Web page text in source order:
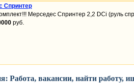
Спринтер
Мерседес Спринтер 2,2 DCi (руль
руб.
Работа, вакансии, найти работу,